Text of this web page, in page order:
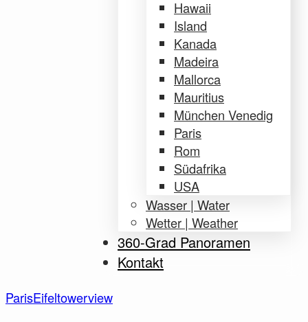
Hawaii
Island
Kanada
Madeira
Mallorca
Mauritius
München Venedig
Paris
Rom
Südafrika
USA
Wasser | Water
Wetter | Weather
360-Grad Panoramen
Kontakt
ParisEifeltowerview